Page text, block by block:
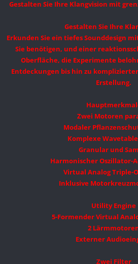
Gestalten Sie Ihre Klangvision mit
Gestalten Sie Ihre
Erkunden Sie ein tiefes Sounddesign
Sie benötigen, und einer
Oberfläche, die Experimente
Entdeckungen bis hin zu
Erstellung.
Zwei Motoren
Modaler
Komplexe
Granular und
Harmonischer Oszillator-
Virtual Analog Triple-
Inklusive
Utility Engine
5-Formender Virtual
2
Externer
Zwei Filter